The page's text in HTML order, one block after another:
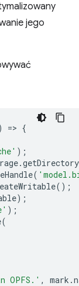
jego
=> {
);
.getDirectory
(
();
);
);
(
OPFS.' , mark .